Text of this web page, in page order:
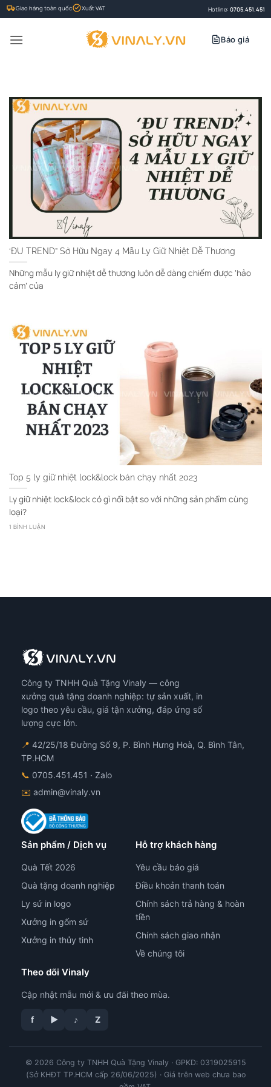
Bỏ
qua
nội
Giao hàng toàn quốc Xuất VAT Hotline: 0705.451.451
Báo giá
‘ĐU TREND” Sở Hữu Ngay 4 Mẫu Ly Giữ Nhiệt Dễ Thương
Những mẫu ly giữ nhiệt dễ thương luôn dễ dàng chiếm được ‘hảo
cảm’ của
Top 5 ly giữ nhiệt lock&lock bán chạy nhất 2023
Ly giữ nhiệt lock&lock có gì nổi bật so với những sản phẩm cùng
loại?
1 BÌNH LUẬN
Công ty TNHH Quà Tặng Vinaly — công
xưởng quà tặng doanh nghiệp: tự sản xuất, in
logo theo yêu cầu, giá tận xưởng, đáp ứng số
lượng cực lớn.
📍 42/25/18 Đường Số 9, P. Bình Hưng Hoà, Q. Bình Tân,
TP.HCM
📞 0705.451.451 · Zalo
✉️ admin@vinaly.vn
Sản phẩm / Dịch vụ
Quà Tết 2026
Quà tặng doanh nghiệp
Ly sứ in logo
Xưởng in gốm sứ
Xưởng in thủy tinh
Hỗ trợ khách hàng
Yêu cầu báo giá
Điều khoản thanh toán
Chính sách trả hàng & hoàn
tiền
Chính sách giao nhận
Về chúng tôi
Theo dõi Vinaly
Cập nhật mẫu mới & ưu đãi theo mùa.
f ▶ ♪ Z
© 2026 Công ty TNHH Quà Tặng Vinaly · GPKD: 0319025915
(Sở KHĐT TP.HCM cấp 26/06/2025) · Giá trên web chưa bao
tư vấn công nghệ in